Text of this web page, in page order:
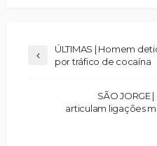
ÚLTIMAS | Homem
por tráfico de cocaína
SÃO JORGE
articulam ligações